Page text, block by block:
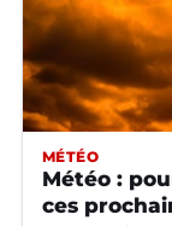
MÉTÉO
Météo :
ces